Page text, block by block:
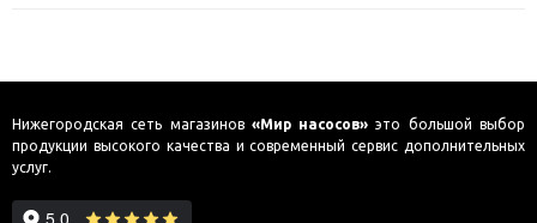
Нижегородская сеть магазинов «Мир насосов» это большой выбор
продукции высокого качества и современный сервис дополнительных
услуг.